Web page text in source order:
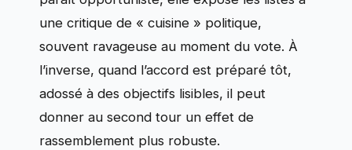
une critique de « cuisine » politique,
souvent ravageuse au moment du vote. À
l’inverse, quand l’accord est préparé tôt,
adossé à des objectifs lisibles, il peut
donner au second tour un effet de
rassemblement plus robuste.